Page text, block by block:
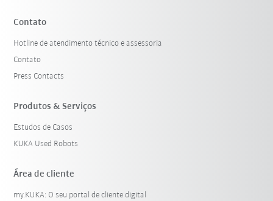
Contato
Hotline de atendimento técnico e assessoria
Contato
Press Contacts
Produtos & Serviços
Estudos de Casos
KUKA Used Robots
Área de cliente
my.KUKA: O seu portal de cliente digital